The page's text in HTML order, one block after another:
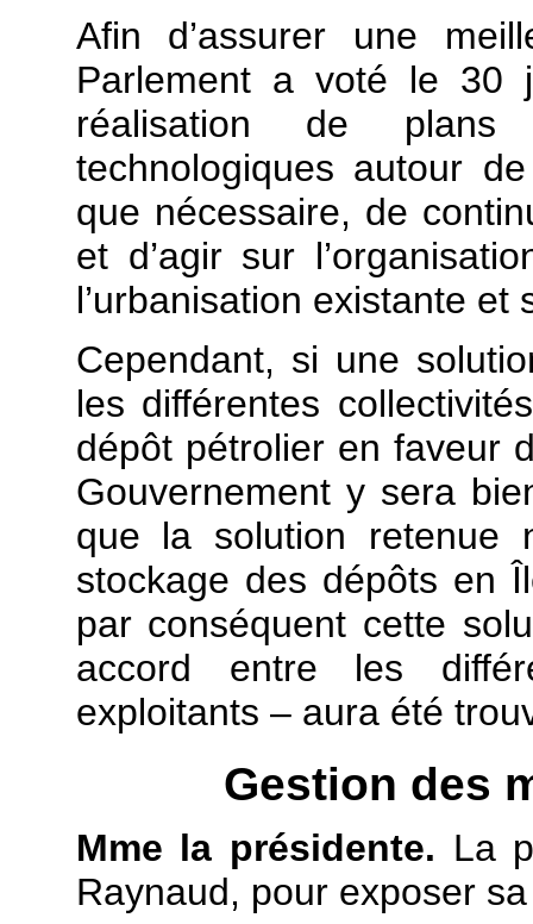
Afin d’assurer une
Parlement a voté le 30
réalisation de
technologiques autour
que nécessaire, de
et d’agir sur
l’urbanisation existante et
Cependant, si une
les différentes
dépôt pétrolier en faveur
Gouvernement y sera
que la solution retenue
stockage des dépôts en
par conséquent cette
accord entre les
exploitants – aura été
Gestion des
Mme la présidente. La
Raynaud, pour exposer